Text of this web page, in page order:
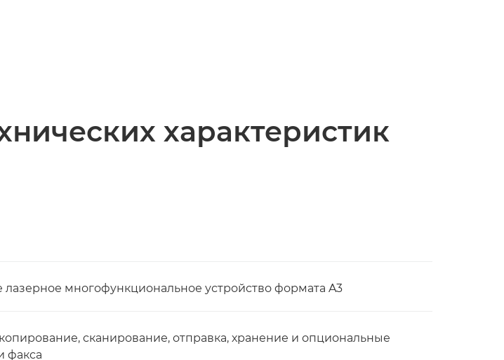
характеристик
лазерное многофункциональное устройство формата A3
сканирование, отправка, хранение и опциональные
факса